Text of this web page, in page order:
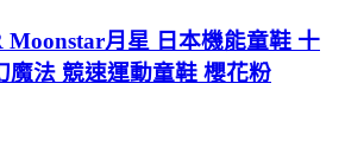
月星 日本機能童鞋 十
魔法 競速運動童鞋 櫻花粉